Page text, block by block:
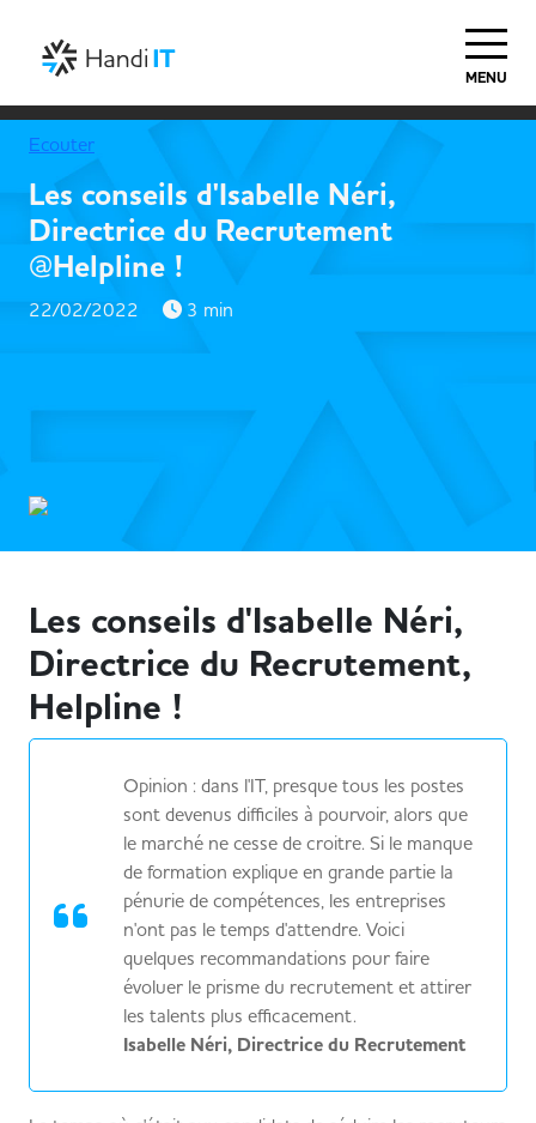
MENU
Ecouter
Les conseils d'Isabelle Néri,
Directrice du Recrutement
@Helpline !
22/02/2022 3 min
Les conseils d'Isabelle Néri,
Directrice du Recrutement,
Helpline !
Opinion : dans l'IT, presque tous les postes
sont devenus difficiles à pourvoir, alors que
le marché ne cesse de croitre. Si le manque
de formation explique en grande partie la
pénurie de compétences, les entreprises
n'ont pas le temps d'attendre. Voici
quelques recommandations pour faire
évoluer le prisme du recrutement et attirer
les talents plus efficacement.
Isabelle Néri, Directrice du Recrutement